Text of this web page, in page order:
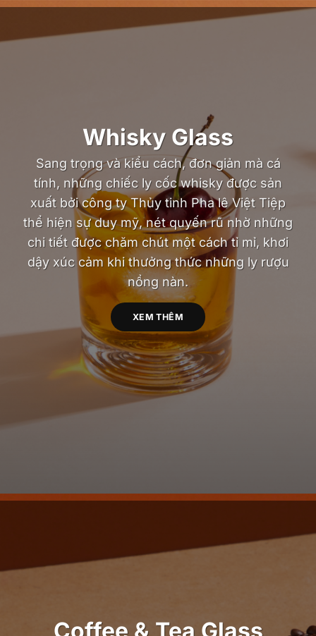
Whisky Glass
Sang trọng và kiểu cách, đơn giản mà cá
tính, những chiếc ly cốc whisky được sản
xuất bởi công ty Thủy tinh Pha lê Việt Tiệp
thể hiện sự duy mỹ, nét quyến rũ nhờ những
chi tiết được chăm chút một cách tỉ mỉ, khơi
dậy xúc cảm khi thưởng thức những ly rượu
nồng nàn.
XEM THÊM